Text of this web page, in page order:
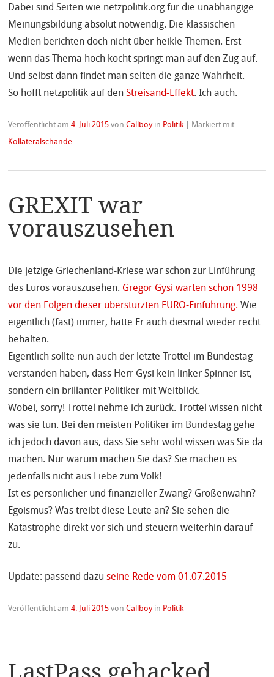
Dabei sind Seiten wie netzpolitik.org für die unabhängige
Meinungsbildung absolut notwendig. Die klassischen
Medien berichten doch nicht über heikle Themen. Erst
wenn das Thema hoch kocht springt man auf den Zug auf.
Und selbst dann findet man selten die ganze Wahrheit.
So hofft netzpolitik auf denStreisand-Effekt. Ich auch.
Veröffentlicht am4. Juli 2015 vonCallboy in Politik | Markiert mit
Kollateralschande
GREXIT war
vorauszusehen
Die jetzige Griechenland-Kriese war schon zur Einführung
des Euros vorauszusehen. Gregor Gysi warten schon 1998
vor den Folgen dieser überstürzten EURO-Einführung. Wie
eigentlich (fast) immer, hatte Er auch diesmal wieder recht
behalten.
Eigentlich sollte nun auch der letzte Trottel im Bundestag
verstanden haben, dass Herr Gysi kein linker Spinner ist,
sondern ein brillanter Politiker mit Weitblick.
Wobei, sorry! Trottel nehme ich zurück. Trottel wissen nicht
was sie tun. Bei den meisten Politiker im Bundestag gehe
ich jedoch davon aus, dass Sie sehr wohl wissen was Sie da
machen. Nur warum machen Sie das? Sie machen es
jedenfalls nicht aus Liebe zum Volk!
Ist es persönlicher und finanzieller Zwang? Größenwahn?
Egoismus? Was treibt diese Leute an? Sie sehen die
Katastrophe direkt vor sich und steuern weiterhin darauf
zu.
Update: passend dazuseine Rede vom 01.07.2015
Veröffentlicht am4. Juli 2015 vonCallboy in Politik